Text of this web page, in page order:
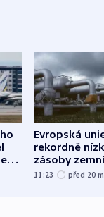
Evropská
rekordně
zásoby
plynu
11:23 před 20 m